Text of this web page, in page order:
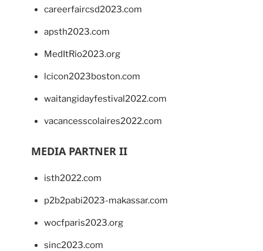
careerfaircsd2023.com
apsth2023.com
MedItRio2023.org
lcicon2023boston.com
waitangidayfestival2022.com
vacancesscolaires2022.com
MEDIA PARTNER II
isth2022.com
p2b2pabi2023-makassar.com
wocfparis2023.org
sinc2023.com